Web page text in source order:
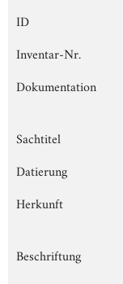
ID
Inventar-Nr.
Dokumentation
Sachtitel
Datierung
Herkunft
Beschriftung